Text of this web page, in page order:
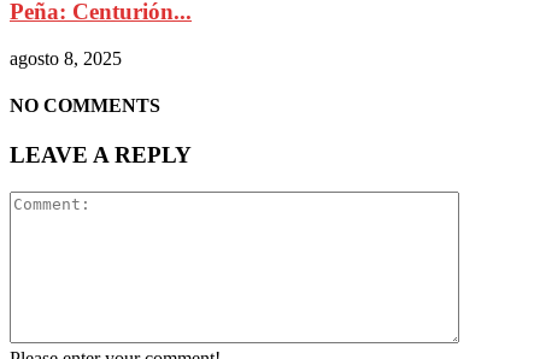
Peña: Centurión...
agosto 8, 2025
NO COMMENTS
LEAVE A REPLY